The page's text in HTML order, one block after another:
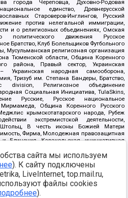
города Череповца, Духовно-Родовая
единство, Древнерусской
Староверов-Инглингов, Русский
против нелегальной иммиграции,
и о религиозных объединениях, Омская
политического движения Русское
Братство, Клуб Болельщиков Футбольного
Мусульманская религиозная организация
Тюменской области, Община Коренного
района, Правый сектор, Украинская
Украинская народная самооборона,
Тризуб им. Степана Бандеры, Братство,
division, Религиозное объединение
Социальная Инициатива, TulaSkins,
Русские, Русское национальное
Община Коренного Русского
крымскотатарского народа, Рубеж
экстремистской деятельности,
Штольц, В честь иконы Божией Матери
Фирма, Молодежная правозащитная
Единения, Каракольская инициативная
Ак Умут, Русская республика Русь,
Башкорт, Нация и свобода, W.H.С., Фалунь
клуб-Новокузнецк/РПК,
борьбы с коррупцией, Фонд защиты прав
граждан СССР Прикубанского округа г.
сайта мы используем
). К сайту подключены
LiveInternet, top.mail.ru,
файлы cookies
).